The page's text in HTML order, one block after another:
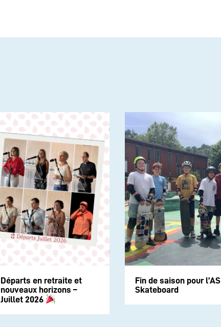
Départs en retraite et
nouveaux horizons –
Juillet 2026
Fin de saison pour l’AS
Skateboard